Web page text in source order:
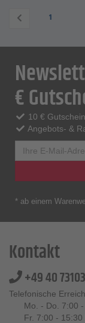
1
€
10 €
Angebots- &
* ab einem
Kontakt
+49 40
Telefonische
Mo. - Do. 7:00
Fr. 7:00 - 15:30